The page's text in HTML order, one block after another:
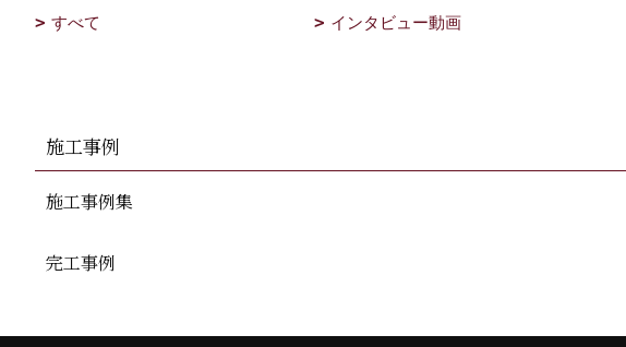
すべて
インタビュー動画
施工事例
施工事例集
完工事例